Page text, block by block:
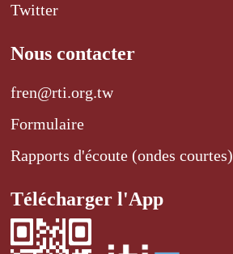
Twitter
Nous contacter
fren@rti.org.tw
Formulaire
Rapports d'écoute (ondes courtes)
Télécharger l'App